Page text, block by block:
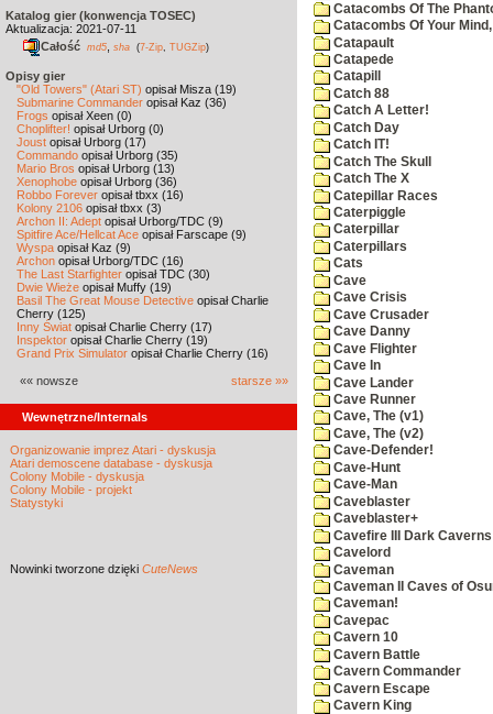
Katalog gier (konwencja TOSEC)
Aktualizacja: 2021-07-11
Całość md5 sha (7-Zip TUGZip)
Opisy gier
"Old Towers" (Atari ST) opisał Misza (19)
Submarine Commander opisał Kaz (36)
Frogs opisał Xeen (0)
Choplifter! opisał Urborg (0)
Joust opisał Urborg (17)
Commando opisał Urborg (35)
Mario Bros opisał Urborg (13)
Xenophobe opisał Urborg (36)
Robbo Forever opisał tbxx (16)
Kolony 2106 opisał tbxx (3)
Archon II: Adept opisał Urborg/TDC (9)
Spitfire Ace/Hellcat Ace opisał Farscape (9)
Wyspa opisał Kaz (9)
Archon opisał Urborg/TDC (16)
The Last Starfighter opisał TDC (30)
Dwie Wieże opisał Muffy (19)
Basil The Great Mouse Detective opisał Charlie
Cherry (125)
Inny Świat opisał Charlie Cherry (17)
Inspektor opisał Charlie Cherry (19)
Grand Prix Simulator opisał Charlie Cherry (16)
«« nowsze starsze »»
Wewnętrzne/Internals
Organizowanie imprez Atari - dyskusja
Atari demoscene database - dyskusja
Colony Mobile - dyskusja
Colony Mobile - projekt
Statystyki
Nowinki tworzone dzięki CuteNews
Catacombs Of The
Catacombs Of Your
Catapault
Catapede
Catapill
Catch 88
Catch A Letter!
Catch Day
Catch IT!
Catch The Skull
Catch The X
Catepillar Races
Caterpiggle
Caterpillar
Caterpillars
Cats
Cave
Cave Crisis
Cave Crusader
Cave Danny
Cave Flighter
Cave In
Cave Lander
Cave Runner
Cave, The (v1)
Cave, The (v2)
Cave-Defender!
Cave-Hunt
Cave-Man
Caveblaster
Caveblaster+
Cavefire III Dark Caverns
Cavelord
Caveman
Caveman II Caves of
Caveman!
Cavepac
Cavern 10
Cavern Battle
Cavern Commander
Cavern Escape
Cavern King